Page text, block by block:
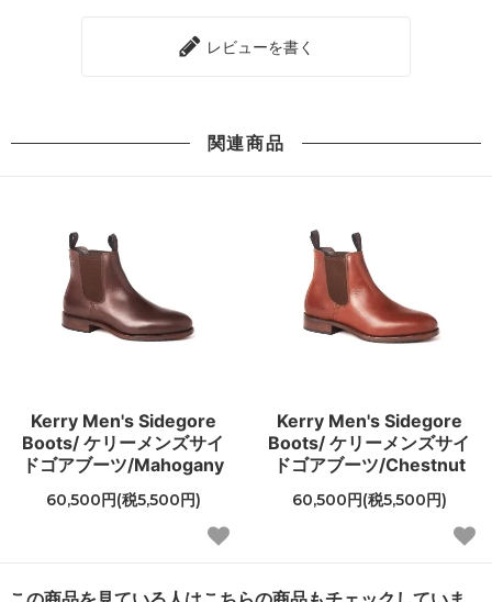
レビューを書く
関連商品
Kerry Men's Sidegore
Boots/ ケリーメンズサイ
ドゴアブーツ/Mahogany
60,500円(税5,500円)
Kerry Men's Sidegore
Boots/ ケリーメンズサイ
ドゴアブーツ/Chestnut
60,500円(税5,500円)